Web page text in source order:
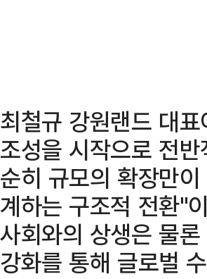
최철규 강원랜드 대
조성을 시작으로 전
순히 규모의 확장만
계하는 구조적 전환"
사회와의 상생은 물
강화를 통해 글로벌